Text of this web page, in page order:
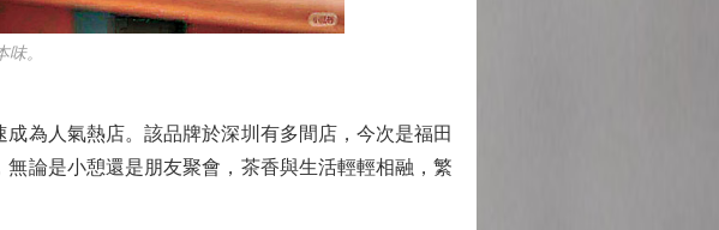
。
為人氣熱店。該品牌於深圳有多間店，今次是福田
論是小憩還是朋友聚會，茶香與生活輕輕相融，繁